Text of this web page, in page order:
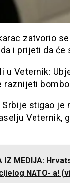
zatvorio
i prijeti da
u Veternik:
raznijeti
Srbije stigao je
Veternik,
IZ MEDIJA:
NATO- a!